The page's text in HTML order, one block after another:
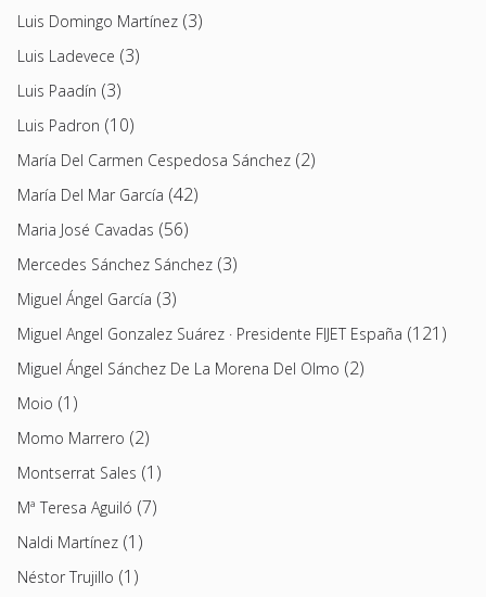
Luis Domingo Martínez (3)
Luis Ladevece (3)
Luis Paadín (3)
Luis Padron (10)
María Del Carmen Cespedosa Sánchez (2)
María Del Mar García (42)
Maria José Cavadas (56)
Mercedes Sánchez Sánchez (3)
Miguel Ángel García (3)
Miguel Angel Gonzalez Suárez · Presidente FIJET España (121)
Miguel Ángel Sánchez De La Morena Del Olmo (2)
Moio (1)
Momo Marrero (2)
Montserrat Sales (1)
Mª Teresa Aguiló (7)
Naldi Martínez (1)
Néstor Trujillo (1)